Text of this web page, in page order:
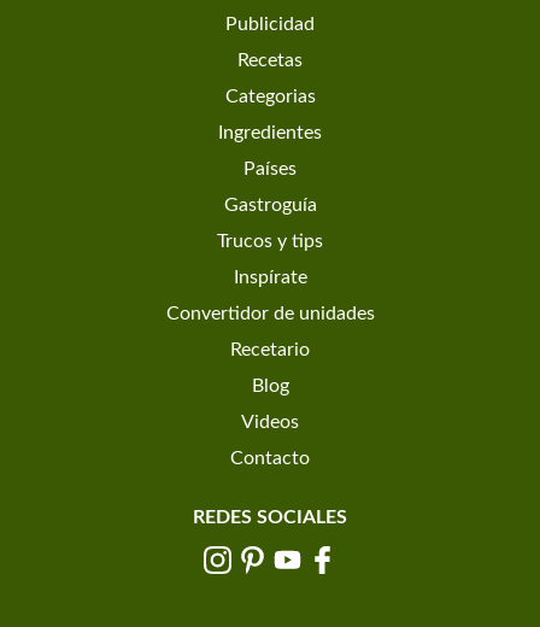
Publicidad
Recetas
Categorias
Ingredientes
Países
Gastroguía
Trucos y tips
Inspírate
Convertidor de unidades
Recetario
Blog
Videos
Contacto
REDES SOCIALES